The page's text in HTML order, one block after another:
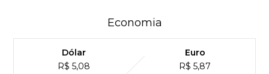
Economia
Dólar
R$ 5,08
Euro
R$ 5,87